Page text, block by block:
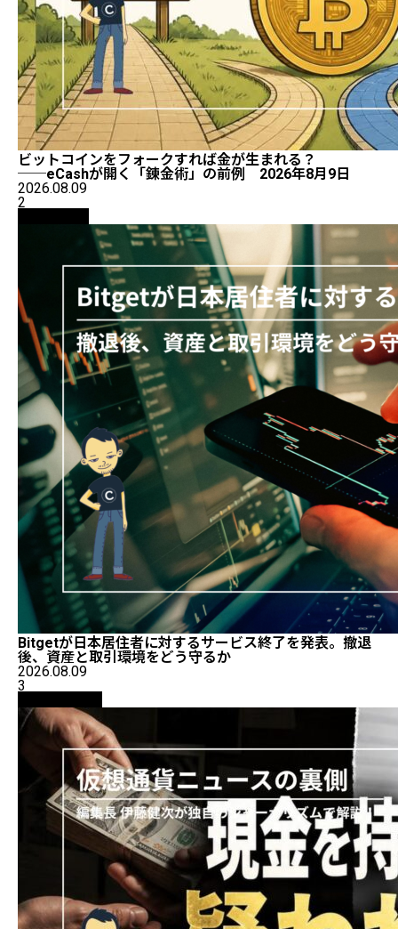
ビットコインをフォークすれば金が生まれる？
──eCashが開く「錬金術」の前例 2026年8月9日
2026.08.09
2
Bitgetが日本居住者に対するサービス終了を発表。撤退
後、資産と取引環境をどう守るか
2026.08.09
3